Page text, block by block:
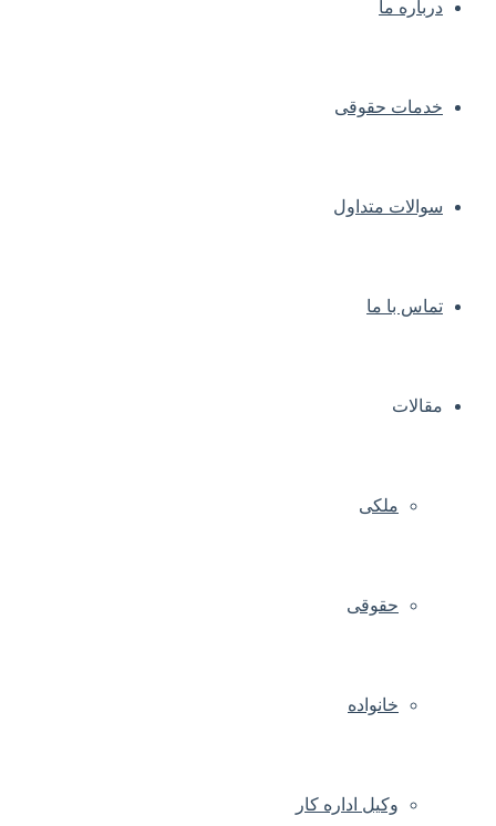
درباره ما
خدمات حقوقی
سوالات متداول
تماس با ما
مقالات
ملکی
حقوقی
خانواده
وکیل اداره کار